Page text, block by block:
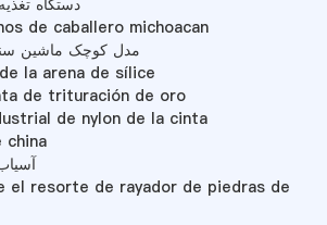
de caballero michoacan
مدل کوچک ماشین
la arena de sílice
de trituración de oro
de nylon de la cinta
china
el resorte de rayador de piedras de